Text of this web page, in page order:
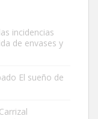
alemán,
incidencias
de envases y
El sueño de